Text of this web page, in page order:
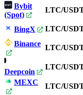
Bybit
(Spot)
LTC/
BingX LTC/
Binance LTC/
Deepcoin
LTC/
MEXC
LTC/